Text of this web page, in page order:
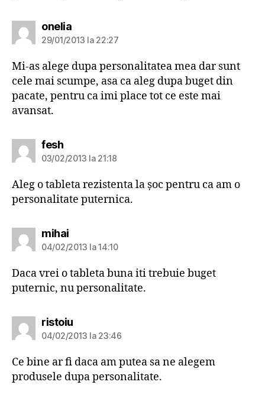
oneliaspune:
29/01/2013 la 22:27
Mi-as alege dupa personalitatea mea dar sunt
cele mai scumpe, asa ca aleg dupa buget din
pacate, pentru ca imi place tot ce este mai
avansat.
feshspune:
03/02/2013 la 21:18
Aleg o tableta rezistenta la șoc pentru ca am o
personalitate puternica.
mihaispune:
04/02/2013 la 14:10
Daca vrei o tableta buna iti trebuie buget
puternic, nu personalitate.
ristoiuspune:
04/02/2013 la 23:46
Ce bine ar fi daca am putea sa ne alegem
produsele dupa personalitate.